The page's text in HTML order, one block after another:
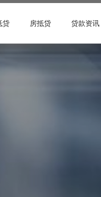
贷 房抵贷 贷款资讯